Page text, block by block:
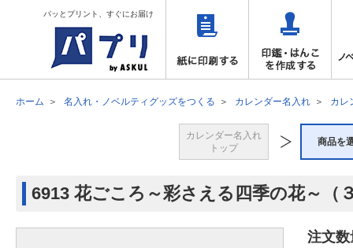
パッとプリント、すぐにお届け
ホーム 名入れ・ノベルティグッズをつくる カレンダー名入れ カレ
カレンダー名入れ
トップ
商品を
6913 花ごころ～彩さえる四季の花～（
注文数